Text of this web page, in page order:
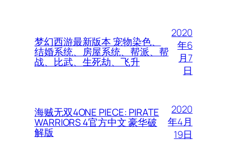
梦幻西游最新版本 宠物染色、
结婚系统、房屋系统、帮派、帮
战、比武、生死劫、飞升
2020
年6
月7
日
海贼无双4ONE PIECE: PIRATE
WARRIORS 4官方中文 豪华破
解版
2020
年4月
19日